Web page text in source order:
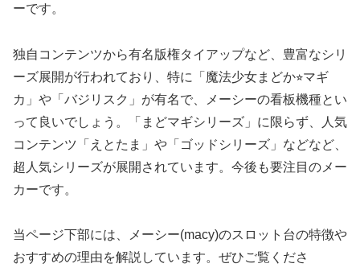
ーです。
独自コンテンツから有名版権タイアップなど、豊富なシリ
ーズ展開が行われており、特に「魔法少女まどか⭐︎マギ
カ」や「バジリスク」が有名で、メーシーの看板機種とい
って良いでしょう。「まどマギシリーズ」に限らず、人気
コンテンツ「えとたま」や「ゴッドシリーズ」などなど、
超人気シリーズが展開されています。今後も要注目のメー
カーです。
当ページ下部には、メーシー(macy)のスロット台の特徴や
おすすめの理由を解説しています。ぜひご覧くださ